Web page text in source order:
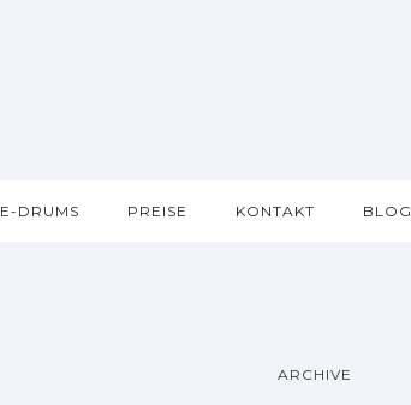
E-DRUMS PREISE KONTAKT BLOG
ARCHIVE